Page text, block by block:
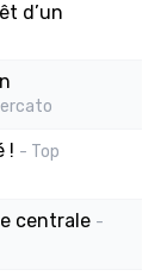
d’un
! - Top
centrale -